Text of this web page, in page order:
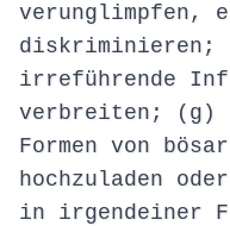
verunglimpfen,
diskriminieren;
irreführende
verbreiten; (g)
Formen von
hochzuladen
in irgendeiner